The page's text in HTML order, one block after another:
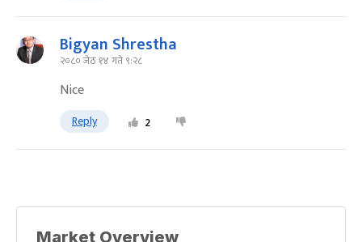
Bigyan Shrestha
२०८० जेठ १४ गते ९:२८
Nice
Reply 2